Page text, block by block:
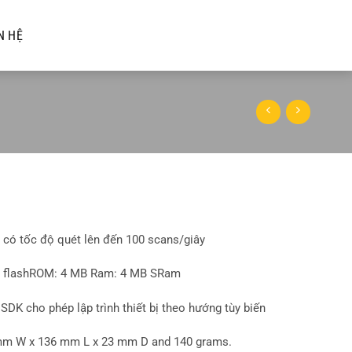
HỆ
tốc độ quét lên đến 100 scans/giây
4 MB Ram: 4 MB SRam
cho phép lập trình thiết bị theo hướng tùy biến
W x 136 mm L x 23 mm D and 140 grams.